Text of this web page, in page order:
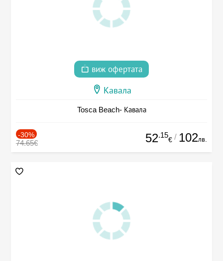
виж офертата
Кавала
Tosca Beach- Кавала
-30%
74.65€ 52.15
€ / 102лв.